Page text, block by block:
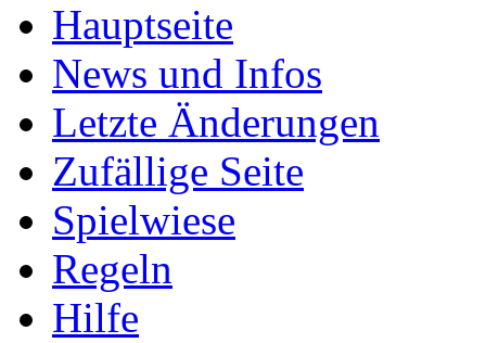
Hauptseite
News und Infos
Letzte Änderungen
Zufällige Seite
Spielwiese
Regeln
Hilfe